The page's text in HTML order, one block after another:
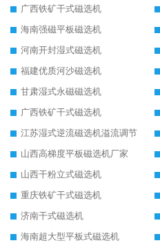
广西铁矿干式磁选机
海南强磁平板磁选机
河南开封湿式磁选机
福建优质河沙磁选机
甘肃湿式永磁磁选机
广西铁矿干式磁选机
江苏湿式逆流磁选机溢流调节
山西高梯度平板磁选机厂家
山西干粉立式磁选机
重庆铁矿干式磁选机
济南干式磁选机
海南超大型平板式磁选机